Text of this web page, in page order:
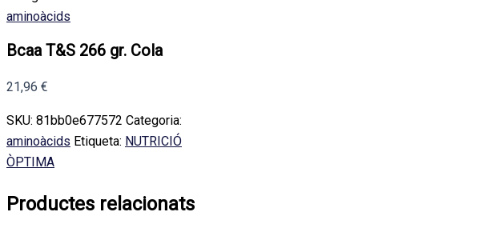
aminoàcids
Bcaa T&S 266 gr. Cola
21,96 €
SKU: 81bb0e677572 Categoria:
aminoàcids Etiqueta: NUTRICIÓ
ÒPTIMA
Productes relacionats